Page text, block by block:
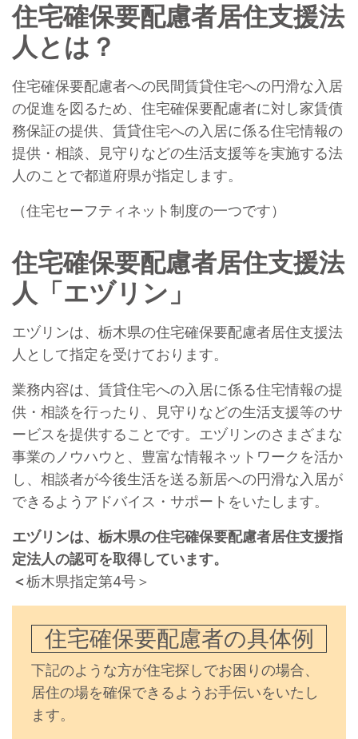
住宅確保要配慮者居住支援法
人とは？
住宅確保要配慮者への民間賃貸住宅への円滑な入居
の促進を図るため、住宅確保要配慮者に対し家賃債
務保証の提供、賃貸住宅への入居に係る住宅情報の
提供・相談、見守りなどの生活支援等を実施する法
人のことで都道府県が指定します。
（住宅セーフティネット制度の一つです）
住宅確保要配慮者居住支援法
人「エヅリン」
エヅリンは、栃木県の住宅確保要配慮者居住支援法
人として指定を受けております。
業務内容は、賃貸住宅への入居に係る住宅情報の提
供・相談を行ったり、見守りなどの生活支援等のサ
ービスを提供することです。エヅリンのさまざまな
事業のノウハウと、豊富な情報ネットワークを活か
し、相談者が今後生活を送る新居への円滑な入居が
できるようアドバイス・サポートをいたします。
エヅリンは、栃木県の住宅確保要配慮者居住支援指
定法人の認可を取得しています。
＜栃木県指定第4号＞
住宅確保要配慮者の具体例
下記のような方が住宅探しでお困りの場合、
居住の場を確保できるようお手伝いをいたし
ます。